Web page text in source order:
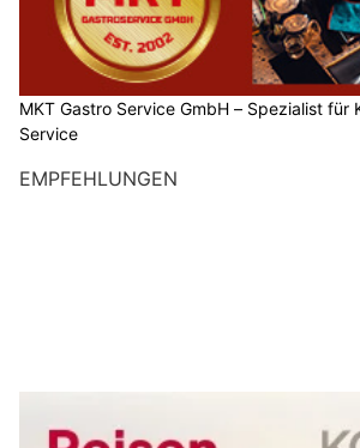
MKT Gastro Service GmbH – Spezialist für
Service
EMPFEHLUNGEN